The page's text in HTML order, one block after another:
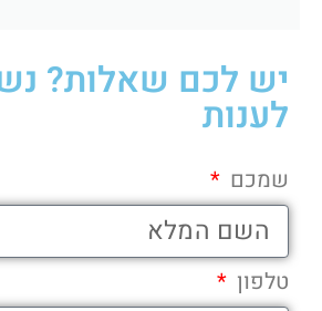
יש לכם שאלות?
לענות
שמכם
טלפון